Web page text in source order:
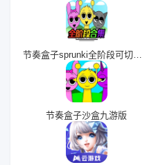
节奏盒子sprunki全阶段可切换版
节奏盒子沙盒九游版